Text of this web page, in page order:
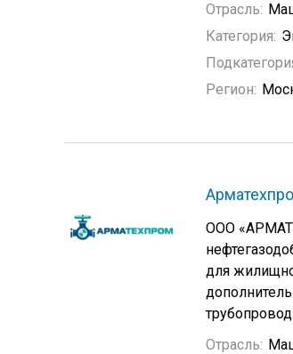
Отрасль:
Категория:
Регион:
ООО
для
Отрасль: